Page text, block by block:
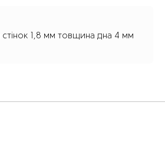
1,8 мм товщина дна 4 мм